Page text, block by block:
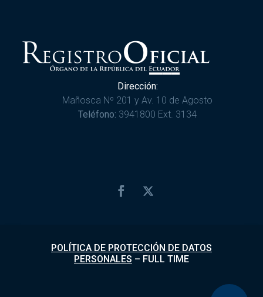
Dirección:
Mañosca Nº 201 y Av. 10 de Agosto
Teléfono: 3941800 Ext. 3134
POLÍTICA DE PROTECCIÓN DE DATOS
PERSONALES – FULL TIME